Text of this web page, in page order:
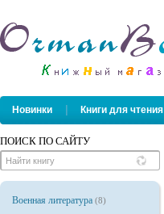
Новинки Книги для чтения
ПОИСК ПО САЙТУ
Военная литература (8)